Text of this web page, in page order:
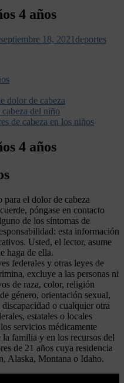
4 años
septiembre 18, 2021 deportes
dolor de cabeza
del niño
de cabeza en los niños
4 años
para el dolor de cabeza
póngase en contacto
de los síntomas de
esta información
Usted, el lector, asume
haga de ella.
federales y otras leyes de
excluye a las personas ni
de raza, color, religión
género, orientación sexual,
o cualquier otra
estatales o locales
servicios médicamente
la familia y en los recursos del
de 21 años cuya residencia
Alaska, Montana o Idaho.